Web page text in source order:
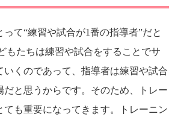
て“練習や試合が1番の指導者”だと
もたちは練習や試合をすることでサ
いくのであって、指導者は練習や試合
だと思うからです。そのため、トレー
ても重要になってきます。トレーニン